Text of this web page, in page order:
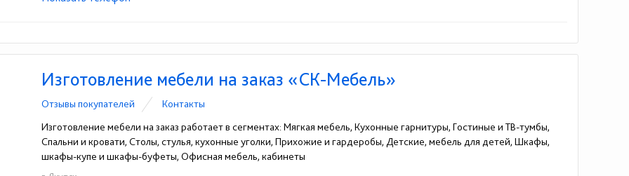
☎
Изготовление мебели на заказ «СК-Мебель»
Отзывы покупателей
Контакты
Изготовление мебели на заказ работает в сегментах: Мягкая мебель, Кухонные гарнитуры, Гостиные и ТВ-тумбы,
Спальни и кровати, Столы, стулья, кухонные уголки, Прихожие и гардеробы, Детские, мебель для детей, Шкафы,
шкафы-купе и шкафы-буфеты, Офисная мебель, кабинеты